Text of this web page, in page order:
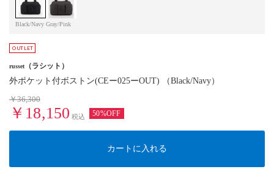
Black/Navy Gray/Pink
russet （ラシット）
外ポケット付ボストン(CEー025ーOUT) （Black/Navy）
￥36,300
￥18,150 税込 50%OFF
カートに入れる